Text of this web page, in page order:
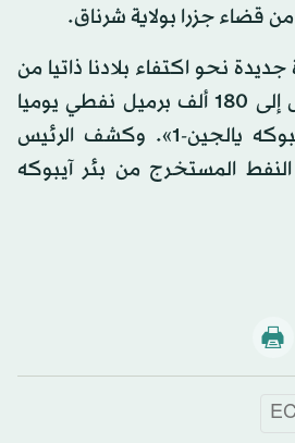
نحو اكتفاء بلادنا ذاتيا من
الطاقة، مع إنتاج يصل إلى 180 ألف برميل نفطي يوميا
من حقل الشهيدة آيبوكه يالجين-1». وكشف الرئيس
المستخرج من بئر آيبوكه